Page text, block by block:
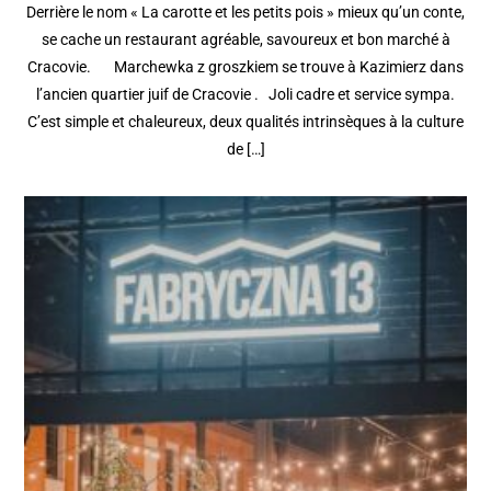
Derrière le nom « La carotte et les petits pois » mieux qu’un conte,
se cache un restaurant agréable, savoureux et bon marché à
Cracovie. Marchewka z groszkiem se trouve à Kazimierz dans
l’ancien quartier juif de Cracovie . Joli cadre et service sympa.
C’est simple et chaleureux, deux qualités intrinsèques à la culture
de […]